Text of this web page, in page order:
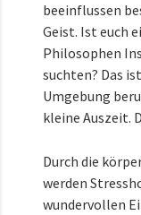
beeinflussen
Geist. Ist euch
Philosophen
suchten? Das
Umgebung
kleine Auszeit.
Durch die
werden
wundervollen